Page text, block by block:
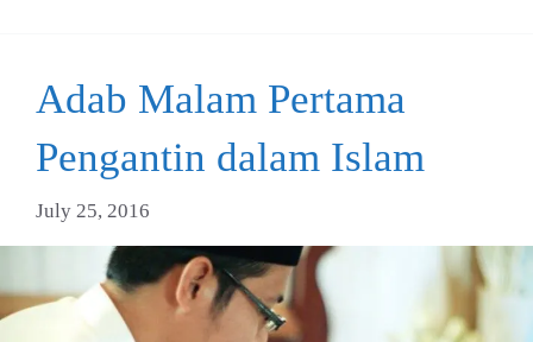
Adab Malam Pertama
Pengantin dalam Islam
July 25, 2016